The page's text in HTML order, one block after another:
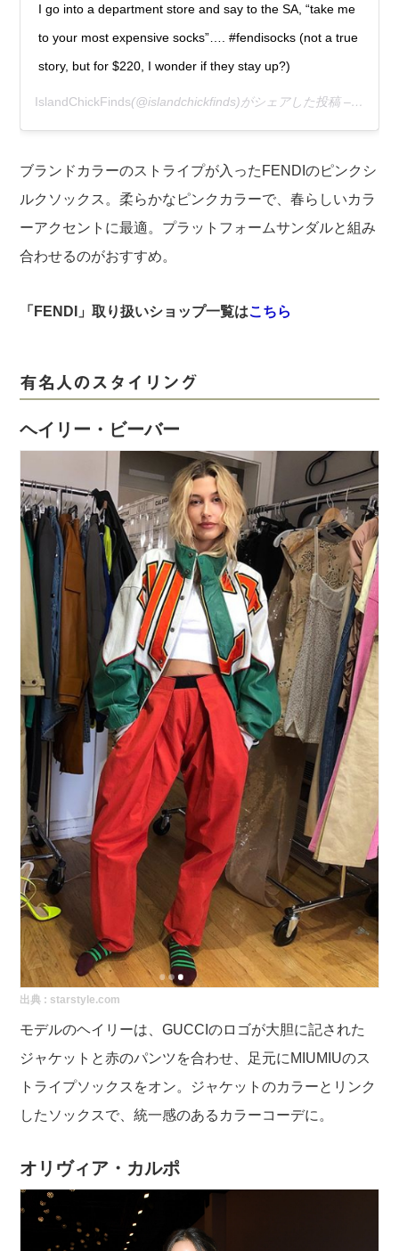
I go into a department store and say to the SA, “take me
to your most expensive socks”…. #fendisocks (not a true
story, but for $220, I wonder if they stay up?)
IslandChickFinds(@islandchickfinds)がシェアした投稿 – 2020
ブランドカラーのストライプが入ったFENDIのピンクシ
ルクソックス。柔らかなピンクカラーで、春らしいカラ
ーアクセントに最適。プラットフォームサンダルと組み
合わせるのがおすすめ。
「FENDI」取り扱いショップ一覧はこちら
有名人のスタイリング
ヘイリー・ビーバー
出典 : starstyle.com
モデルのヘイリーは、GUCCIのロゴが大胆に記された
ジャケットと赤のパンツを合わせ、足元にMIUMIUのス
トライプソックスをオン。ジャケットのカラーとリンク
したソックスで、統一感のあるカラーコーデに。
オリヴィア・カルポ